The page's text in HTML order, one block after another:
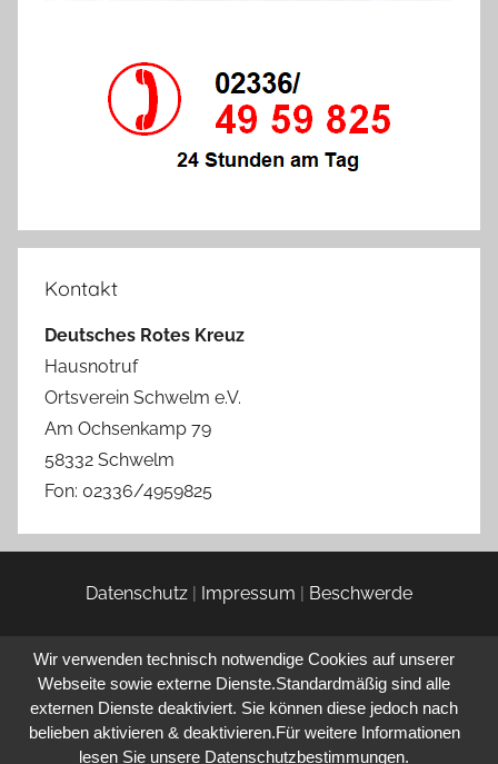
Kontakt
Deutsches Rotes Kreuz
Hausnotruf
Ortsverein Schwelm e.V.
Am Ochsenkamp 79
58332 Schwelm
Fon: 02336/4959825
Datenschutz | Impressum | Beschwerde
Wir verwenden technisch notwendige Cookies auf unserer
Webseite sowie externe Dienste.Standardmäßig sind alle
externen Dienste deaktiviert. Sie können diese jedoch nach
belieben aktivieren & deaktivieren.Für weitere Informationen
lesen Sie unsere Datenschutzbestimmungen.